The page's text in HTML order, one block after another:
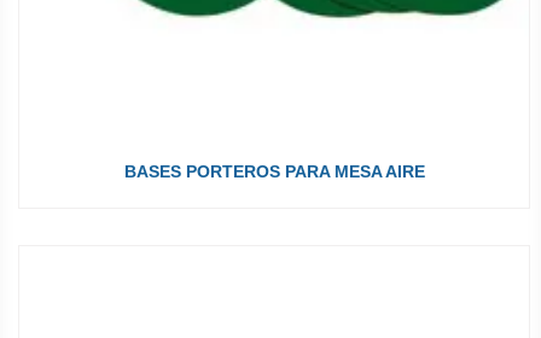
BASES PORTEROS PARA MESA AIRE